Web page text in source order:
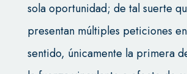
sola oportunidad; de tal suerte
presentan múltiples peticiones
sentido, únicamente la primera